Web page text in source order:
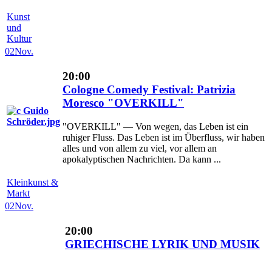
Kunst
und
Kultur
02Nov.
20:00
Cologne Comedy Festival: Patrizia
Moresco "OVERKILL"
"OVERKILL" — Von wegen, das Leben ist ein
ruhiger Fluss. Das Leben ist im Überfluss, wir haben
alles und von allem zu viel, vor allem an
apokalyptischen Nachrichten. Da kann ...
Kleinkunst &
Markt
02Nov.
20:00
GRIECHISCHE LYRIK UND MUSIK